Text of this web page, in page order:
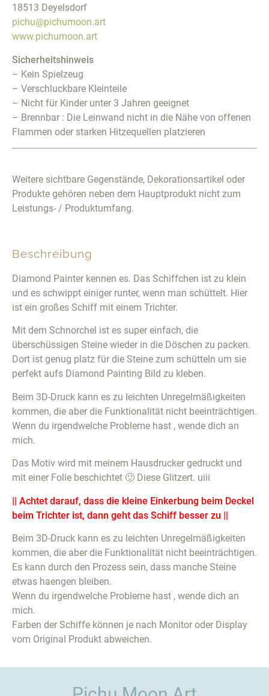
Beschreibung
Diamond Painter kennen es. Das Schiffchen ist zu klein
und es schwippt einiger runter, wenn man schüttelt. Hier
ist ein großes Schiff mit einem Trichter.
Mit dem Schnorchel ist es super einfach, die
überschüssigen Steine wieder in die Döschen zu packen.
Dort ist genug platz für die Steine zum schütteln um sie
perfekt aufs Diamond Painting Bild zu kleben.
Beim 3D-Druck kann es zu leichten Unregelmäßigkeiten
kommen, die aber die Funktionalität nicht beeinträchtigen.
Wenn du irgendwelche Probleme hast , wende dich an
mich.
Das Motiv wird mit meinem Hausdrucker gedruckt und
mit einer Folie beschichtet 🙂 Diese Glitzert. uiii
|| Achtet darauf, dass die kleine Einkerbung beim Deckel
beim Trichter ist, dann geht das Schiff besser zu ||
Beim 3D-Druck kann es zu leichten Unregelmäßigkeiten
kommen, die aber die Funktionalität nicht beeinträchtigen.
Es kann durch den Prozess sein, dass manche Steine
etwas haengen bleiben.
Wenn du irgendwelche Probleme hast , wende dich an
mich.
Farben der Schiffe können je nach Monitor oder Display
vom Original Produkt abweichen.
18513 Deyelsdorf
pichu@pichumoon.art
www.pichumoon.art
Sicherheitshinweis
– Kein Spielzeug
– Verschluckbare Kleinteile
– Nicht für Kinder unter 3 Jahren geeignet
– Brennbar : Die Leinwand nicht in die Nähe von offenen
Flammen oder starken Hitzequellen platzieren
Weitere sichtbare Gegenstände, Dekorationsartikel oder
Produkte gehören neben dem Hauptprodukt nicht zum
Leistungs- / Produktumfang.